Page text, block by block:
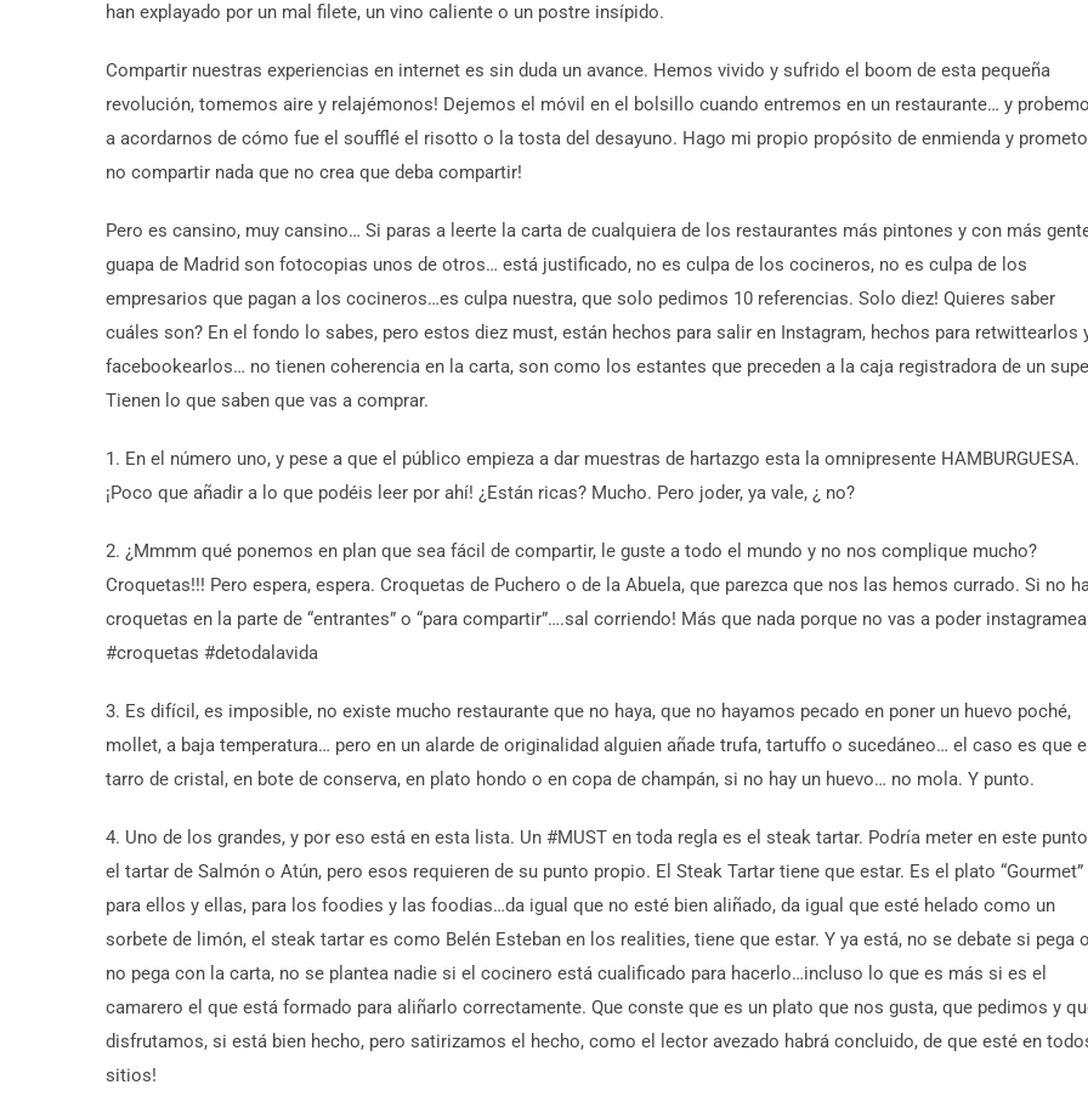
han explayado por un mal filete, un vino caliente o un postre insípido.
Compartir nuestras experiencias en internet es sin duda un avance. Hemos vivido y sufrido el boom de esta pequeña
revolución, tomemos aire y relajémonos! Dejemos el móvil en el bolsillo cuando entremos en un restaurante… y
a acordarnos de cómo fue el soufflé el risotto o la tosta del desayuno. Hago mi propio propósito de enmienda y prometo
no compartir nada que no crea que deba compartir!
Pero es cansino, muy cansino… Si paras a leerte la carta de cualquiera de los restaurantes más pintones y con más
guapa de Madrid son fotocopias unos de otros… está justificado, no es culpa de los cocineros, no es culpa de los
empresarios que pagan a los cocineros…es culpa nuestra, que solo pedimos 10 referencias. Solo diez! Quieres saber
cuáles son? En el fondo lo sabes, pero estos diez must, están hechos para salir en Instagram, hechos para retwittearlos
facebookearlos… no tienen coherencia en la carta, son como los estantes que preceden a la caja registradora de un
Tienen lo que saben que vas a comprar.
1. En el número uno, y pese a que el público empieza a dar muestras de hartazgo esta la omnipresente HAMBURGUESA.
¡Poco que añadir a lo que podéis leer por ahí! ¿Están ricas? Mucho. Pero joder, ya vale, ¿ no?
2. ¿Mmmm qué ponemos en plan que sea fácil de compartir, le guste a todo el mundo y no nos complique mucho?
Croquetas!!! Pero espera, espera. Croquetas de Puchero o de la Abuela, que parezca que nos las hemos currado. Si no
croquetas en la parte de “entrantes” o “para compartir”….sal corriendo! Más que nada porque no vas a poder
#croquetas #detodalavida
3. Es difícil, es imposible, no existe mucho restaurante que no haya, que no hayamos pecado en poner un huevo poché,
mollet, a baja temperatura… pero en un alarde de originalidad alguien añade trufa, tartuffo o sucedáneo… el caso es que
tarro de cristal, en bote de conserva, en plato hondo o en copa de champán, si no hay un huevo… no mola. Y punto.
4. Uno de los grandes, y por eso está en esta lista. Un #MUST en toda regla es el steak tartar. Podría meter en este punto
el tartar de Salmón o Atún, pero esos requieren de su punto propio. El Steak Tartar tiene que estar. Es el plato “Gourmet”
para ellos y ellas, para los foodies y las foodias…da igual que no esté bien aliñado, da igual que esté helado como un
sorbete de limón, el steak tartar es como Belén Esteban en los realities, tiene que estar. Y ya está, no se debate si pega o
no pega con la carta, no se plantea nadie si el cocinero está cualificado para hacerlo…incluso lo que es más si es el
camarero el que está formado para aliñarlo correctamente. Que conste que es un plato que nos gusta, que pedimos y
disfrutamos, si está bien hecho, pero satirizamos el hecho, como el lector avezado habrá concluido, de que esté en
sitios!